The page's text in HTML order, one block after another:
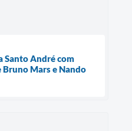
Santo André com
Bruno Mars e Nando